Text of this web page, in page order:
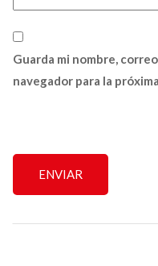
Guarda mi nombre,
navegador para la